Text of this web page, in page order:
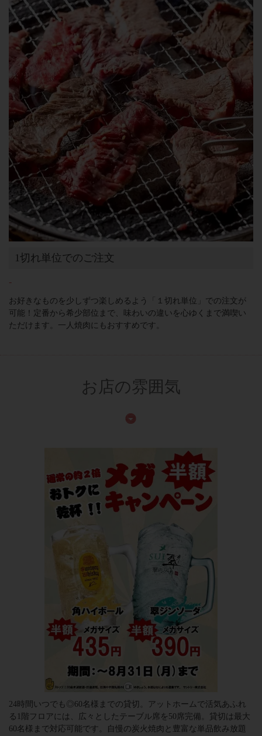
1切れ単位でのご注文
-
お好きなものを少しずつ楽しめるよう「１切れ単位」での注文が
可能！定番から希少部位まで、味わいの違いを心ゆくまで満喫い
ただけます。一人焼肉にもおすすめです。
お店の雰囲気
24時間いつでも◎60名様までの貸切。アットホームで活気あふれ
る1階フロアには、広々としたテーブル席を50席完備。貸切は最大
60名様まで対応可能です。自慢の炭火焼肉と豊富な単品飲み放題